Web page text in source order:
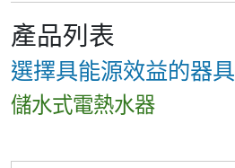
產品列表
選擇具能源效益的器具
儲水式電熱水器